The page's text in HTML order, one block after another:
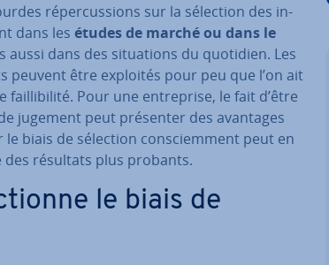
ré­per­cus­sions sur la sélection des in­
dans les études de marché ou dans le
aussi dans des si­tua­tions du quotidien. Les
peuvent être exploités pour peu que l’on ait
fail­li­bi­lité. Pour une en­tre­prise, le fait d’être
jugement peut présenter des avantages
le biais de sélection cons­ciem­ment peut en
résultats plus probants.
le biais de